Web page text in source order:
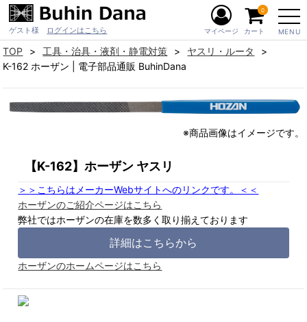
ゲスト様 ログインはこちら MENU
マイページ カート
0
TOP 工具・治具・液剤・静電対策
ヤスリ・ルータ
K-162 ホーザン | 電子部品通販 BuhinDana
※商品画像はイメージです。
【K-162】ホーザン ヤスリ
＞＞こちらはメーカーWebサイトへのリンクです。＜＜
ホーザンのご紹介ページはこちら
弊社ではホーザンの在庫を数多く取り揃えております
詳細はこちらから
ホーザンのホームページはこちら